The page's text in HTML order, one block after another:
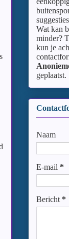
Wat kan
minder?
kun je
geplaatst.
Naam
E-mail *
Bericht *